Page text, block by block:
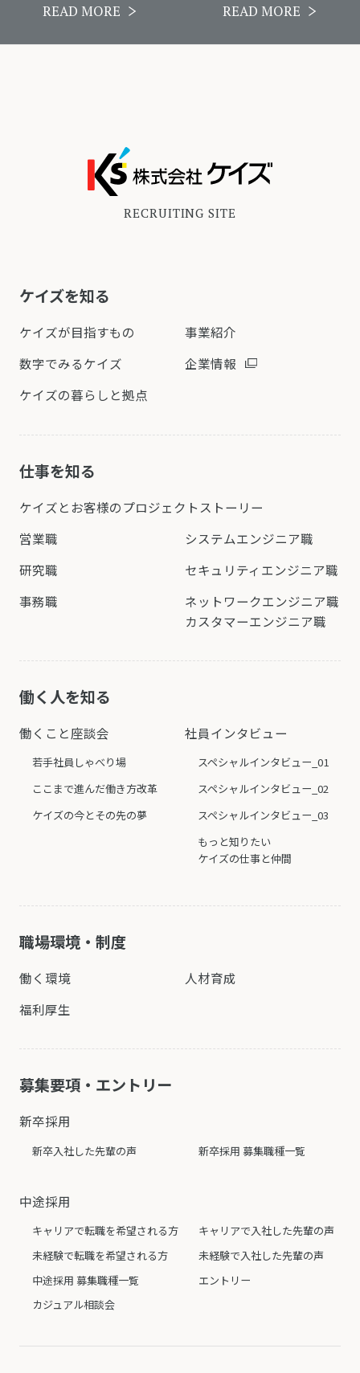
READ MORE READ MORE
RECRUITING SITE
ケイズを知る
ケイズが目指すもの
事業紹介
数字でみるケイズ
企業情報
ケイズの暮らしと拠点
仕事を知る
ケイズとお客様のプロジェクトストーリー
営業職
システムエンジニア職
研究職
セキュリティエンジニア職
事務職
ネットワークエンジニア職
カスタマーエンジニア職
働く人を知る
働くこと座談会
若手社員しゃべり場
ここまで進んだ働き方改革
ケイズの今とその先の夢
社員インタビュー
スペシャルインタビュー_01
スペシャルインタビュー_02
スペシャルインタビュー_03
もっと知りたい
ケイズの仕事と仲間
職場環境・制度
働く環境
人材育成
福利厚生
募集要項・エントリー
新卒採用
新卒入社した先輩の声 新卒採用 募集職種一覧
中途採用
キャリアで転職を希望される方
キャリアで入社した先輩の声
未経験で転職を希望される方
未経験で入社した先輩の声
中途採用 募集職種一覧
エントリー
カジュアル相談会